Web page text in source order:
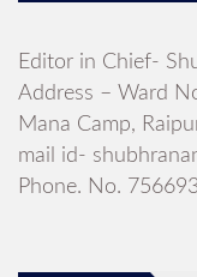
Editor in Chief-
Address – Ward
Mana Camp,
mail id-
Phone. No.